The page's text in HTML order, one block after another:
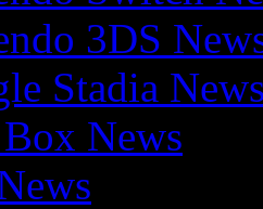
3DS
Stadia
News